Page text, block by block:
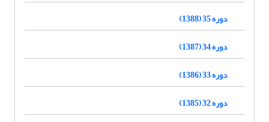
دوره 35 (1388)
دوره 34 (1387)
دوره 33 (1386)
دوره 32 (1385)